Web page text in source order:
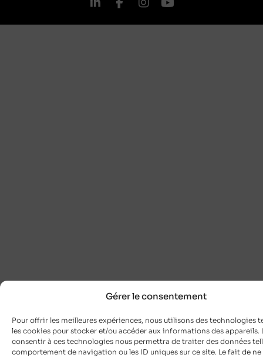
Gérer le consentement
Pour offrir les meilleures expériences, nous utilisons des technologies
les cookies pour stocker et/ou accéder aux informations des appareils.
consentir à ces technologies nous permettra de traiter des données
comportement de navigation ou les ID uniques sur ce site. Le fait de ne